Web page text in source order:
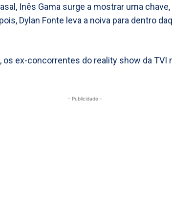
Inês Gama surge a mostrar uma
Dylan Fonte leva a noiva para dentro
os ex-concorrentes do reality show da TVI
- Publicidade -